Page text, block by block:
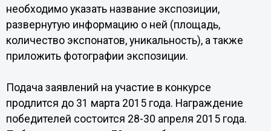
необходимо указать название экспозиции,
развернутую информацию о ней (площадь,
количество экспонатов, уникальность), а также
приложить фотографии экспозиции.
Подача заявлений на участие в конкурсе
продлится до 31 марта 2015 года. Награждение
победителей состоится 28-30 апреля 2015 года.